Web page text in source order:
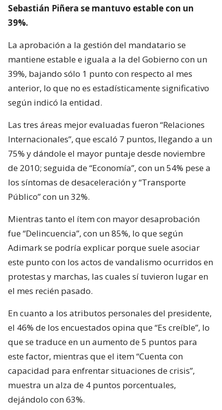
Sebastián Piñera se mantuvo estable con un
39%.
La aprobación a la gestión del mandatario se
mantiene estable e iguala a la del Gobierno con un
39%, bajando sólo 1 punto con respecto al mes
anterior, lo que no es estadísticamente significativo
según indicó la entidad.
Las tres áreas mejor evaluadas fueron “Relaciones
Internacionales”, que escaló 7 puntos, llegando a un
75% y dándole el mayor puntaje desde noviembre
de 2010; seguida de “Economía”, con un 54% pese a
los síntomas de desaceleración y “Transporte
Público” con un 32%.
Mientras tanto el ítem con mayor desaprobación
fue “Delincuencia”, con un 85%, lo que según
Adimark se podría explicar porque suele asociar
este punto con los actos de vandalismo ocurridos en
protestas y marchas, las cuales sí tuvieron lugar en
el mes recién pasado.
En cuanto a los atributos personales del presidente,
el 46% de los encuestados opina que “Es creíble”, lo
que se traduce en un aumento de 5 puntos para
este factor, mientras que el item “Cuenta con
capacidad para enfrentar situaciones de crisis”,
muestra un alza de 4 puntos porcentuales,
dejándolo con 63%.